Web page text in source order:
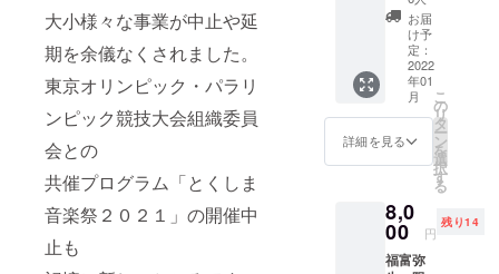
大小様々な事業が中止や延
期を余儀なくされました。
東京オリンピック・パラリ
ンピック競技大会組織委員
会との
共催プログラム「とくしま
音楽祭２０２１」の開催中
止も
限〉
2021年
12月10
日(金)～
2022年
3月31日
(火) (店
舗休業
年12月
10日前
後に発
送予定
金を出
演者に
イベン
ト出演
料とし
てお渡
ししま
す。 ※
返礼品:
限定
ライブ
映像本
編＋お
礼のビ
お届
け予
定：
2022
年01
月
詳細を見る
こ
の
リ
タ
ー
ン
を
選
択
す
る
8,0
00 円
残り14
福富弥